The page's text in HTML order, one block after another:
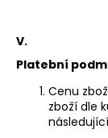
V.
Platební
Cenu
zboží dle